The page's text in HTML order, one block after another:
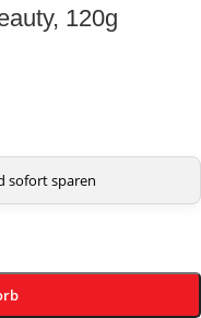
120g
sofort sparen